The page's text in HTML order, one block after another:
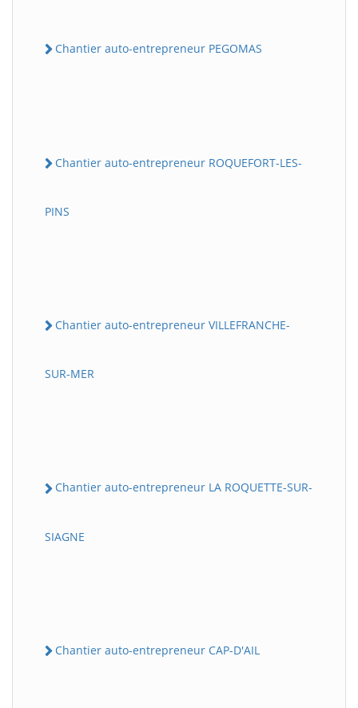
Chantier auto-entrepreneur PEGOMAS
Chantier auto-entrepreneur ROQUEFORT-LES-
PINS
Chantier auto-entrepreneur VILLEFRANCHE-
SUR-MER
Chantier auto-entrepreneur LA ROQUETTE-SUR-
SIAGNE
Chantier auto-entrepreneur CAP-D'AIL